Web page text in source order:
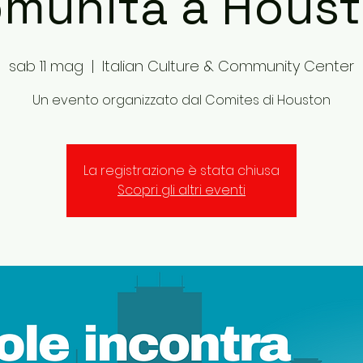
sab 11 mag
  |
Italian Culture & Community Center
Un evento organizzato dal Comites di Houston
La registrazione è stata chiusa
Scopri gli altri eventi